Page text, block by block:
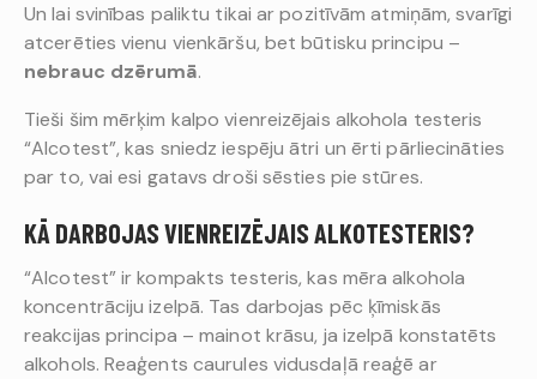
Un lai svinības paliktu tikai ar pozitīvām atmiņām, svarīgi
atcerēties vienu vienkāršu, bet būtisku principu –
nebrauc dzērumā.
Tieši šim mērķim kalpo vienreizējais alkohola testeris
“Alcotest”, kas sniedz iespēju ātri un ērti pārliecināties
par to, vai esi gatavs droši sēsties pie stūres.
KĀ DARBOJAS VIENREIZĒJAIS ALKOTESTERIS?
“Alcotest” ir kompakts testeris, kas mēra alkohola
koncentrāciju izelpā. Tas darbojas pēc ķīmiskās
reakcijas principa – mainot krāsu, ja izelpā konstatēts
alkohols. Reaģents caurules vidusdaļā reaģē ar